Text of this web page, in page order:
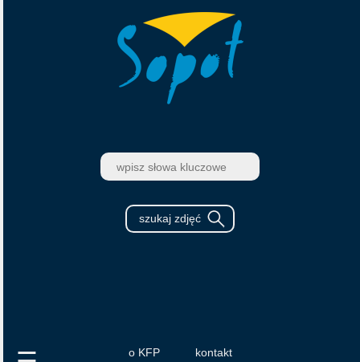
o KFP kontakt